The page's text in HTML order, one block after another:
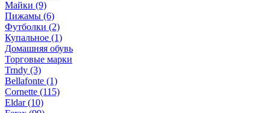
Майки (9)
Пижамы (6)
Футболки (2)
Купальное (1)
Домашняя обувь
Торговые марки
Trndy (3)
Bellafonte (1)
Cornette (115)
Eldar (10)